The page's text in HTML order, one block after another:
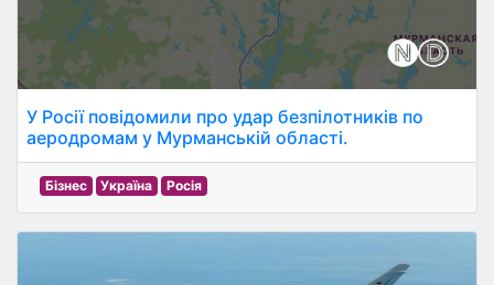
У Росії повідомили про удар безпілотників по
аеродромам у Мурманській області.
Бізнес Україна Росія